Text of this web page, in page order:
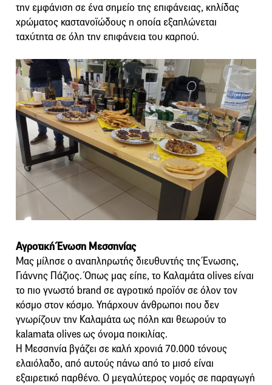
την εμφάνιση σε ένα σημείο της επιφάνειας, κηλίδας
χρώματος καστανοϊώδους η οποία εξαπλώνεται
ταχύτητα σε όλη την επιφάνεια του καρπού.
Αγροτική Ένωση Μεσσηνίας
Μας μίλησε ο αναπληρωτής διευθυντής της Ένωσης,
Γιάννης Πάζιος. Όπως μας είπε, το Καλαμάτα olives είναι
το πιο γνωστό brand σε αγροτικό προϊόν σε όλον τον
κόσμο στον κόσμο. Υπάρχουν άνθρωποι που δεν
γνωρίζουν την Καλαμάτα ως πόλη και θεωρούν το
kalamata olives ως όνομα ποικιλίας.
H Μεσσηνία βγάζει σε καλή χρονιά 70.000 τόνους
ελαιόλαδο, από αυτούς πάνω από το μισό είναι
εξαιρετικό παρθένο. Ο μεγαλύτερος νομός σε παραγωγή